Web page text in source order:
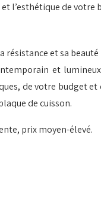
l’esthétique de
et sa
et
de votre
de cuisson.
prix moyen-élevé.